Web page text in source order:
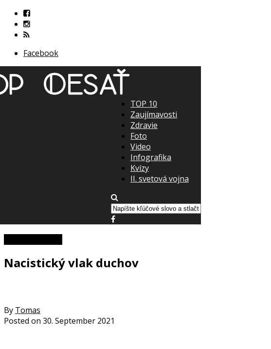
Facebook
TOP 10
Zaujímavosti
Zdravie
Foto
Video
Infografika
Kvízy
II. svetová vojna
Nacistický vlak duchov
By Tomas
Posted on 30. September 2021